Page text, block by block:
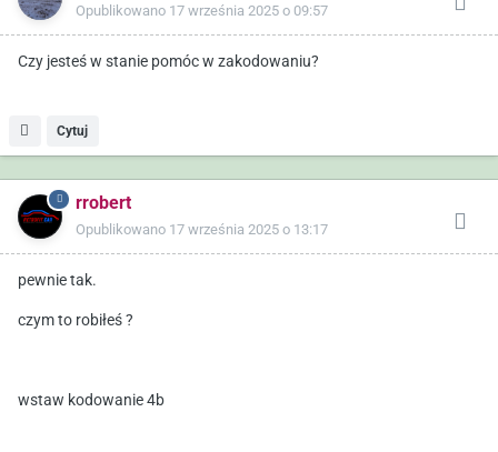
Opublikowano 17 września 2025 o 09:57
Czy jesteś w stanie pomóc w zakodowaniu?
Cytuj
rrobert
Opublikowano 17 września 2025 o 13:17
pewnie tak.
czym to robiłeś ?
wstaw kodowanie 4b